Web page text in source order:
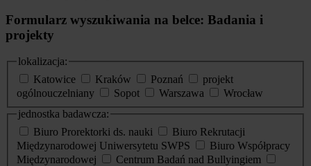
Formularz wyszukiwania na belce: Badania i
projekty
lokalizacja:
Katowice
Kraków Poznań
projekt
ogólnouczelniany
Sopot Warszawa
Wrocław
jednostka badawcza:
Biuro Prorektorki ds. nauki
Biuro Rekrutacji
Międzynarodowej Uniwersytetu SWPS
Biuro Współpracy
Międzynarodowej
Centrum Badań nad Bullyingiem